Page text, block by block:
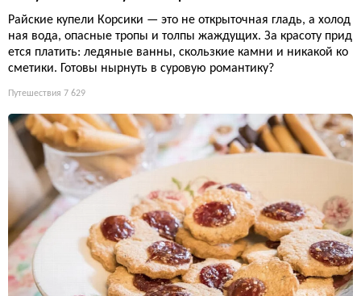
Райские купели Корсики — это не открыточная гладь, а холод
ная вода, опасные тропы и толпы жаждущих. За красоту прид
ется платить: ледяные ванны, скользкие камни и никакой ко
сметики. Готовы нырнуть в суровую романтику?
Путешествия 7 629